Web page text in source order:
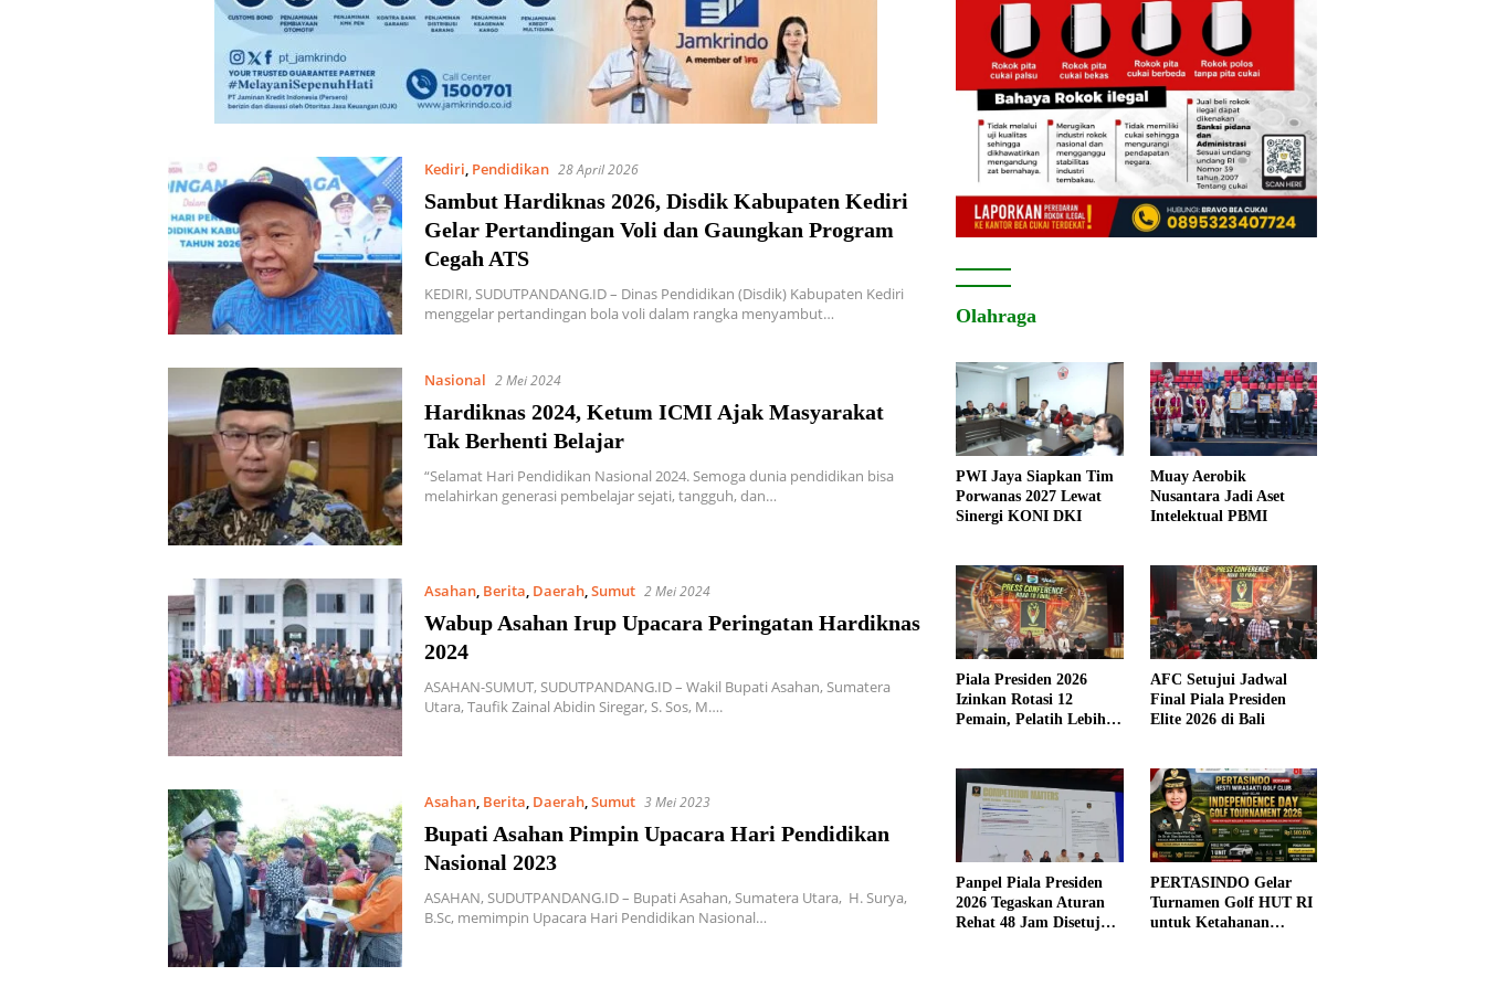
Kediri, Pendidikan 28 April 2026
Sambut Hardiknas 2026, Disdik Kabupaten Kediri
Gelar Pertandingan Voli dan Gaungkan Program
Cegah ATS
KEDIRI, SUDUTPANDANG.ID – Dinas Pendidikan (Disdik) Kabupaten Kediri
menggelar pertandingan bola voli dalam rangka menyambut…
Nasional 2 Mei 2024
Hardiknas 2024, Ketum ICMI Ajak Masyarakat
Tak Berhenti Belajar
“Selamat Hari Pendidikan Nasional 2024. Semoga dunia pendidikan bisa
melahirkan generasi pembelajar sejati, tangguh, dan…
Asahan, Berita, Daerah,Sumut 2 Mei 2024
Wabup Asahan Irup Upacara Peringatan Hardiknas
2024
ASAHAN-SUMUT, SUDUTPANDANG.ID – Wakil Bupati Asahan, Sumatera
Utara, Taufik Zainal Abidin Siregar, S. Sos, M….
Asahan, Berita, Daerah,Sumut 3 Mei 2023
Bupati Asahan Pimpin Upacara Hari Pendidikan
Nasional 2023
ASAHAN, SUDUTPANDANG.ID – Bupati Asahan, Sumatera Utara, H. Surya,
B.Sc, memimpin Upacara Hari Pendidikan Nasional…
Olahraga
PWI Jaya Siapkan Tim
Porwanas 2027 Lewat
Sinergi KONI DKI
Muay Aerobik
Nusantara Jadi Aset
Intelektual PBMI
Piala Presiden 2026
Izinkan Rotasi 12
Pemain, Pelatih Lebih
AFC Setujui Jadwal
Final Piala Presiden
Elite 2026 di Bali
Panpel Piala Presiden
2026 Tegaskan Aturan
Rehat 48 Jam Disetujui
PERTASINDO Gelar
Turnamen Golf HUT RI
untuk Ketahanan